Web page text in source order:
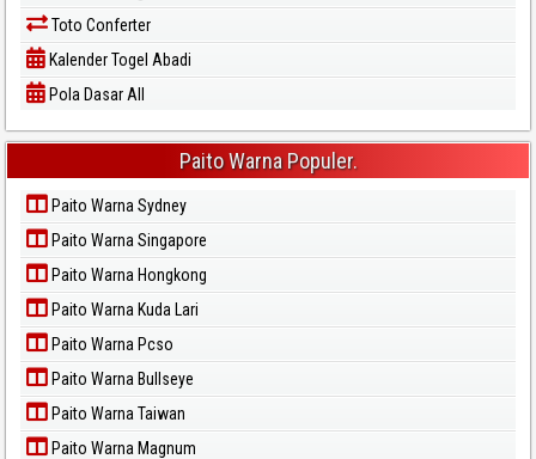
Toto Conferter
Kalender Togel Abadi
Pola Dasar All
Paito Warna Populer.
Paito Warna Sydney
Paito Warna Singapore
Paito Warna Hongkong
Paito Warna Kuda Lari
Paito Warna Pcso
Paito Warna Bullseye
Paito Warna Taiwan
Paito Warna Magnum